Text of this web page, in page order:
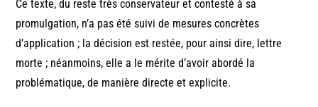
Ce texte, du reste très conservateur et contesté à sa
promulgation, n’a pas été suivi de mesures concrètes
d’application ; la décision est restée, pour ainsi dire, lettre
morte ; néanmoins, elle a le mérite d’avoir abordé la
problématique, de manière directe et explicite.